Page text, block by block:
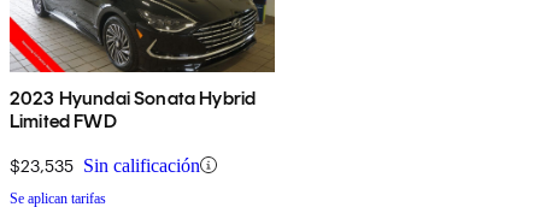
2023 Hyundai Sonata Hybrid
Limited FWD
$23,535 Sin calificación
Se aplican tarifas